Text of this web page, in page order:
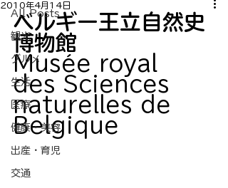
All Posts
観光
グルメ
生活
医療
健康・美容
出産・育児
交通
2010年4月14日
ベルギー王立自然史
博物館
Musée royal
des Sciences
naturelles de
Belgique